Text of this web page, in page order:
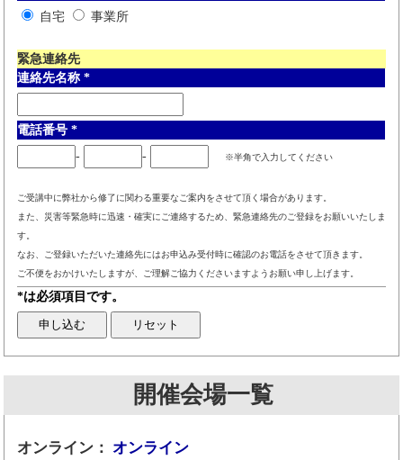
自宅
事業所
緊急連絡先
連絡先名称 *
電話番号 *
-
- ※半角で入力してください
ご受講中に弊社から修了に関わる重要なご案内をさせて頂く場合があります。
また、災害等緊急時に迅速・確実にご連絡するため、緊急連絡先のご登録をお願いいたしま
す。
なお、ご登録いただいた連絡先にはお申込み受付時に確認のお電話をさせて頂きます。
ご不便をおかけいたしますが、ご理解ご協力くださいますようお願い申し上げます。
*は必須項目です。
開催会場一覧
オンライン： オンライン